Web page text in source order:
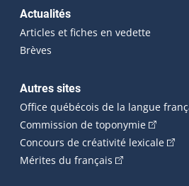
Actualités
Articles et fiches en vedette
Brèves
Autres sites
Office québécois de la langue
Commission de toponymie(Cet
Concours de créativité lexicale(Cet
Mérites du français (Cet hyperlien